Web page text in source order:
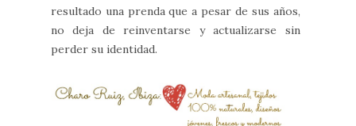
resultado una prenda que a pesar de sus años,
no deja de reinventarse y actualizarse sin
perder su identidad.